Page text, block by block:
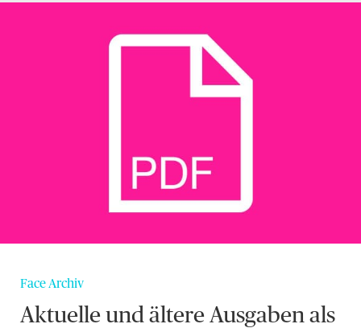
Face Archiv
Aktuelle und ältere Ausgaben als